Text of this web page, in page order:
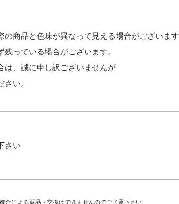
商品と色味が異なって見える場合がございます
っている場合がございます。
、誠に申し訳ございませんが
い。
さい
合による返品・交換はできませんのでご了承下さい